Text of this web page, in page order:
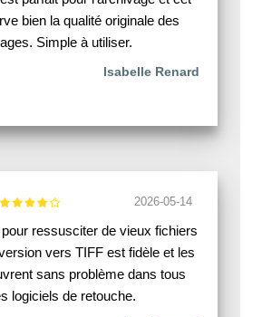
bien la qualité originale des
Simple à utiliser.
Isabelle Renard
2026-05-14
ressusciter de vieux fichiers
vers TIFF est fidèle et les
sans problème dans tous
logiciels de retouche.